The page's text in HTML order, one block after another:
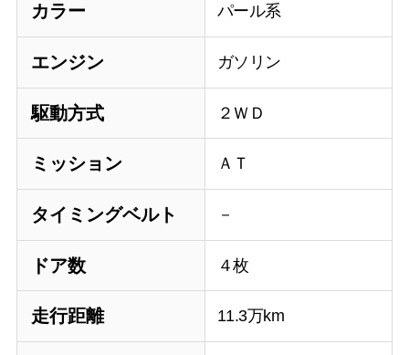
カラー パール系
エンジン ガソリン
駆動方式 ２ＷＤ
ミッション ＡＴ
タイミングベルト －
ドア数 ４枚
走行距離 11.3万km